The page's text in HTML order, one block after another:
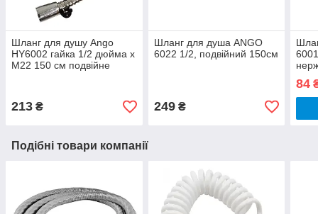
Шланг для душу Ango
HY6002 гайка 1/2 дюйма х
М22 150 см подвійне
213 ₴
Шланг для душа ANGO
6022 1/2, подвійний 150см
249₴
84
Подібні товари компанії